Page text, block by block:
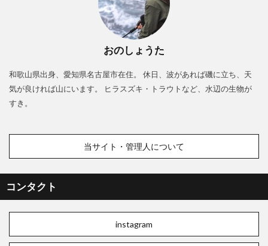
おのしょうた
和歌山県出身、愛知県名古屋市在住。 休日、波があれば磯に立ち、天
気が良ければ山にいます。 ヒラスズキ・トラウトなど、水辺の生物が
すき。
当サイト・管理人について
コンタクト
instagram